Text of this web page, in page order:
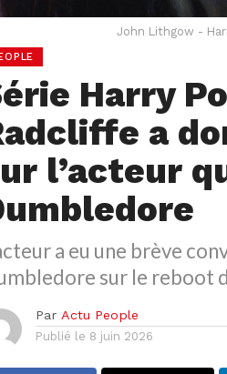
John Lithgow -
Harry
a
l’acteur
a eu une brève
sur le reboot
Par Actu People
Publié le 8 juin 2026